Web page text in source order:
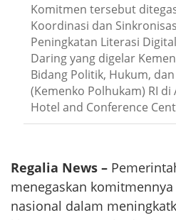
Komitmen tersebut
Koordinasi dan
Peningkatan Literasi
Daring yang digelar
Bidang Politik, Hukum,
(Kemenko Polhukam) RI
Hotel and Conference
Regalia News –
menegaskan
nasional dalam